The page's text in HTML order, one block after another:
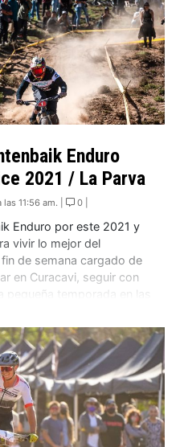
Enduro
2021 / La Parva
11:56 am. | 0 |
Enduro por este 2021 y
vivir lo mejor del
de semana cargado de
en Curacavi, seguir con
pequeña temporada en las